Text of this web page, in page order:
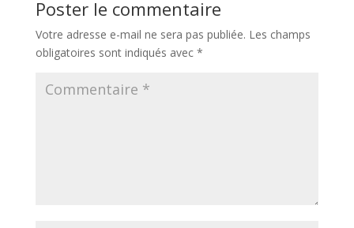
Poster le commentaire
Votre adresse e-mail ne sera pas publiée. Les champs
obligatoires sont indiqués avec *